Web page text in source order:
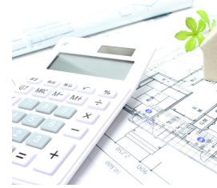
Techno EX テクノストラクチャーEX